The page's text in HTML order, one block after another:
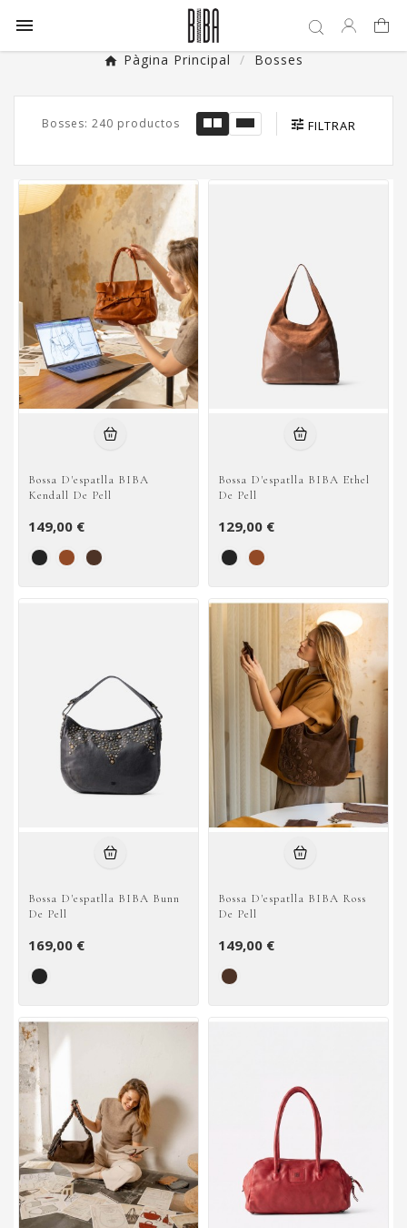

Pàgina Principal Bosses
FILTRAR
Bosses: 240 productos
Bossa D'espatlla BIBA
Kendall De Pell
149,00 €
Bossa D'espatlla BIBA Ethel
De Pell
129,00 €
Bossa D'espatlla BIBA Bunn
De Pell
169,00 €
Bossa D'espatlla BIBA Ross
De Pell
149,00 €